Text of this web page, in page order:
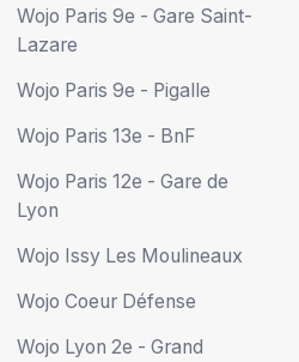
Wojo Paris 9e - Gare Saint-
Lazare
Wojo Paris 9e - Pigalle
Wojo Paris 13e - BnF
Wojo Paris 12e - Gare de
Lyon
Wojo Issy Les Moulineaux
Wojo Coeur Défense
Wojo Lyon 2e - Grand